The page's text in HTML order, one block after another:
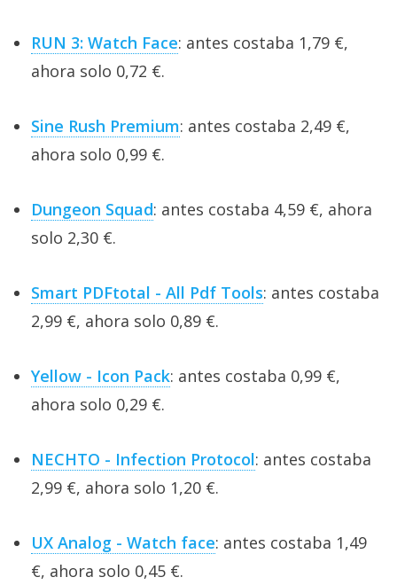
RUN 3: Watch Face: antes costaba 1,79 €,
ahora solo 0,72 €.
Sine Rush Premium: antes costaba 2,49 €,
ahora solo 0,99 €.
Dungeon Squad: antes costaba 4,59 €, ahora
solo 2,30 €.
Smart PDFtotal - All Pdf Tools: antes costaba
2,99 €, ahora solo 0,89 €.
Yellow - Icon Pack: antes costaba 0,99 €,
ahora solo 0,29 €.
NECHTO - Infection Protocol: antes costaba
2,99 €, ahora solo 1,20 €.
UX Analog - Watch face: antes costaba 1,49
€, ahora solo 0,45 €.